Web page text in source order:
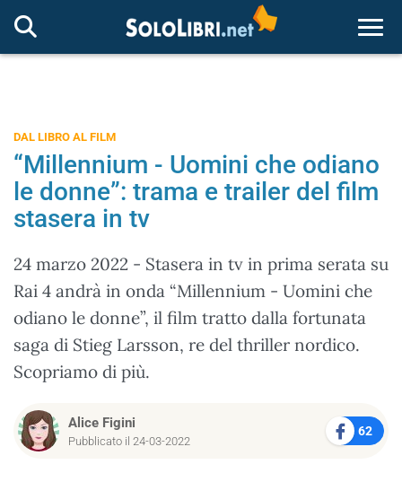
DAL LIBRO AL FILM
“Millennium - Uomini che odiano
le donne”: trama e trailer del film
stasera in tv
24 marzo 2022 - Stasera in tv in prima serata su
Rai 4 andrà in onda “Millennium - Uomini che
odiano le donne”, il film tratto dalla fortunata
saga di Stieg Larsson, re del thriller nordico.
Scopriamo di più.
Alice Figini
Pubblicato il 24-03-2022
62